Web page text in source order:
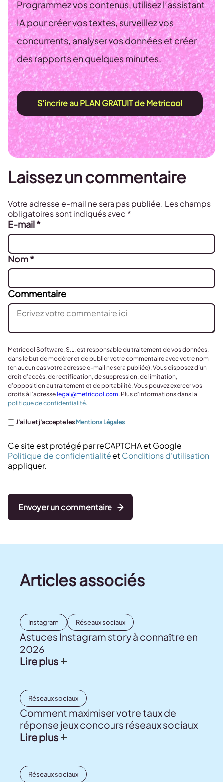
Programmez vos contenus, utilisez l’assistant
IA pour créer vos textes, surveillez vos
concurrents, analyser vos données et créer
des rapports en quelques minutes.
S'incrire au PLAN GRATUIT de Metricool
Laissez un commentaire
Votre adresse e-mail ne sera pas publiée. Les champs
obligatoires sont indiqués avec *
E-mail*
Nom*
Commentaire
Metricool Software, S.L. est responsable du traitement de vos données,
dans le but de modérer et de publier votre commentaire avec votre nom
(en aucun cas votre adresse e-mail ne sera publiée). Vous disposez d’un
droit d’accès, de rectification, de suppression, de limitation,
d’opposition au traitement et de portabilité. Vous pouvez exercer vos
droits à l’adresse legal@metricool.com. Plus d’informations dans la
politique de confidentialité.
J’ai lu et j’accepte les Mentions Légales
Ce site est protégé par reCAPTCHA et Google
Politique de confidentialitéetConditions d'utilisation
appliquer.
Envoyer un commentaire
Articles associés
Instagram Réseaux sociaux
Astuces Instagram story à connaître en
2026
Lire plus
Réseaux sociaux
Comment maximiser votre taux de
réponse jeux concours réseaux sociaux
Lire plus
Réseaux sociaux